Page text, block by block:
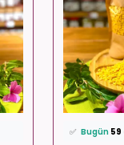
⭐️ Bu ürünü
🛒 66 kişi
✅ Bugün